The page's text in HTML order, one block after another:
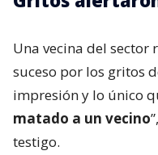
Una vecina del sector
suceso por los gritos
impresión y lo único
matado a un vecino
testigo.